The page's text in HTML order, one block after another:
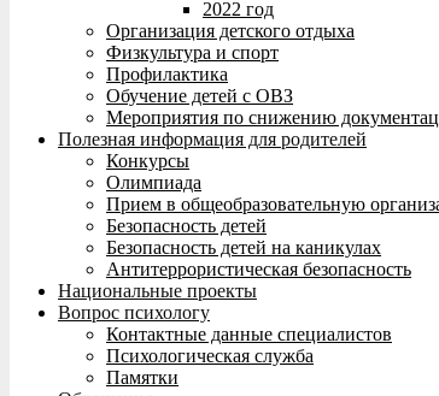
2022 год
Организация детского отдыха
Физкультура и спорт
Профилактика
Обучение детей с ОВЗ
Мероприятия по снижению
Полезная информация для родителей
Конкурсы
Олимпиада
Прием в общеобразовательную
Безопасность детей
Безопасность детей на каникулах
Антитеррористическая безопасность
Национальные проекты
Вопрос психологу
Контактные данные специалистов
Психологическая служба
Памятки